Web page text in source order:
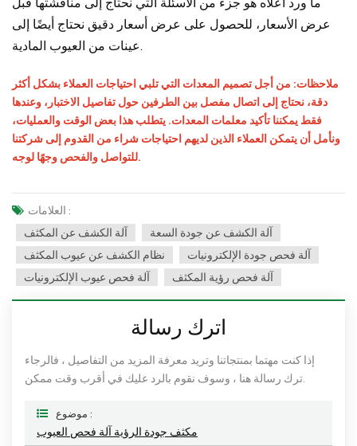
ما ورد أعلاه هو جزء من الأسئلة التي نحتاج إلى مناقشتها قبل
عرض الأسعار، للحصول على عرض أسعار دقيق نحتاج أيضًا إلى
عينات من العيوب المادية.
ملاحظات: من أجل تصميم المعدات التي تلبي احتياجات العملاء بشكل أكثر
دقة، نحتاج إلى اتصال مفصل بين الطرفين حول تفاصيل الاختبار، وعندها
فقط يمكننا تأكيد معلمات المعدات. يتطلب هذا بعض الوقت والعمليات،
ونأمل أن يتمكن العملاء الذين لديهم احتياجات شراء من القدوم إلى شركتنا
للتواصل والفحص وجهًا لوجه.
العلامات :
آلة الكشف عن المكثف
آلة الكشف عن جودة السعة
نظام الكشف عن عيوب المكثف
آلة فحص جودة الإلكترونيات
آلة فحص عيوب الإلكترونيات
آلة فحص رؤية المكثف
اترك رسالة
إذا كنت مهتما بمنتجاتنا وتريد معرفة المزيد من التفاصيل ، فالرجاء
موضوع :
مكثف جودة الرؤية آلة فحص العيوب